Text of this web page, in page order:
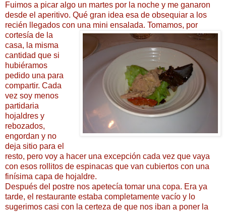
Fuimos a picar algo un martes por la noche y me ganaron
desde el aperitivo. Qué gran idea esa de obsequiar a los
recién llegados con una mini ensalada. Tomamos, por
cortesía de la
casa, la misma
cantidad que si
hubiéramos
pedido una para
compartir. Cada
vez soy menos
partidaria
hojaldres y
rebozados,
engordan y no
deja sitio para el
resto, pero voy a hacer una excepción cada vez que vaya
con esos rollitos de espinacas que van cubiertos con una
finísima capa de hojaldre.
Después del postre nos apetecía tomar una copa. Era ya
tarde, el restaurante estaba completamente vacío y lo
sugerimos casi con la certeza de que nos iban a poner la